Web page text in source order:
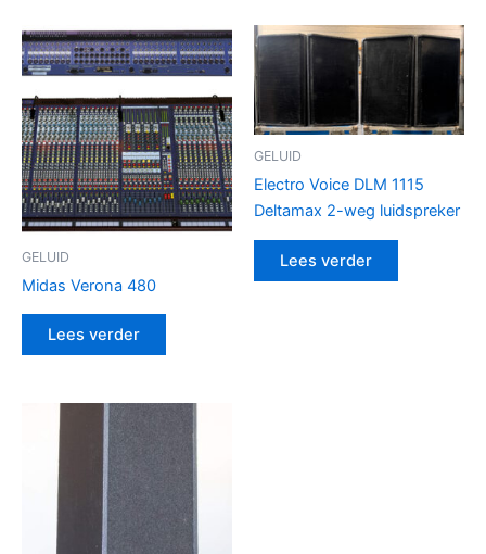
GELUID
Midas Verona 480
Lees verder
GELUID
Electro Voice DLM 1115
Deltamax 2-weg luidspreker
Lees verder